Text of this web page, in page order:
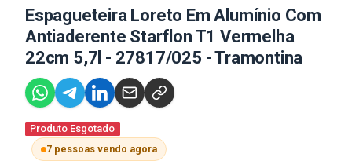
Espagueteira Loreto Em Alumínio Com
Antiaderente Starflon T1 Vermelha
22cm 5,7l - 27817/025 - Tramontina
Produto Esgotado
7 pessoas vendo agora